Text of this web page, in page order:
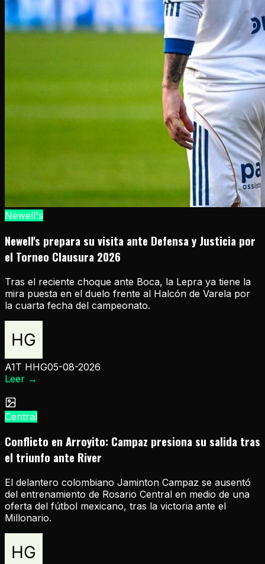
Newell's
Newell's prepara su visita ante Defensa y Justicia por
el Torneo Clausura 2026
Tras el reciente choque ante Boca, la Lepra ya tiene la
mira puesta en el duelo frente al Halcón de Varela por
la cuarta fecha del campeonato.
A1T HHG05-08-2026
Leer →
Central
Conflicto en Arroyito: Campaz presiona su salida tras
el triunfo ante River
El delantero colombiano Jaminton Campaz se ausentó
del entrenamiento de Rosario Central en medio de una
oferta del fútbol mexicano, tras la victoria ante el
Millonario.